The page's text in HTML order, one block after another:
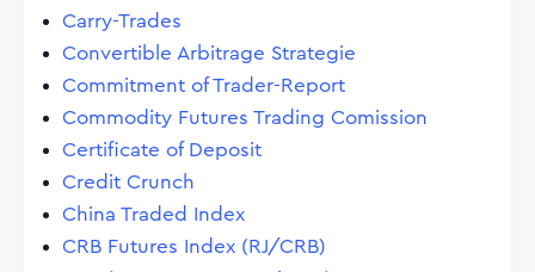
Carry-Trades
Convertible Arbitrage Strategie
Commitment of Trader-Report
Commodity Futures Trading Comission
Certificate of Deposit
Credit Crunch
China Traded Index
CRB Futures Index (RJ/CRB)